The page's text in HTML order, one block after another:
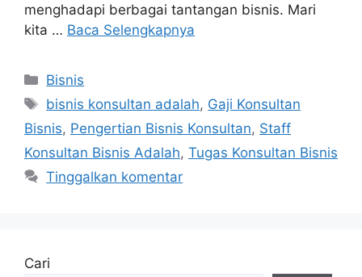
menghadapi berbagai tantangan bisnis. Mari
kita … Baca Selengkapnya
Bisnis
bisnis konsultan adalah, Gaji Konsultan
Bisnis, Pengertian Bisnis Konsultan, Staff
Konsultan Bisnis Adalah, Tugas Konsultan Bisnis
Tinggalkan komentar
Cari